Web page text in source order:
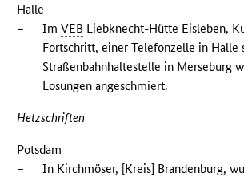
Halle
–
ImVEB Liebknecht-Hütte Eisleben,
Fortschritt, einer Telefonzelle in Halle
Straßenbahnhaltestelle in Merseburg
Losungen angeschmiert.
Hetzschriften
Potsdam
–
In Kirchmöser, [Kreis] Brandenburg,